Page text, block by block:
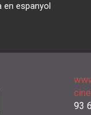
en espanyol
93